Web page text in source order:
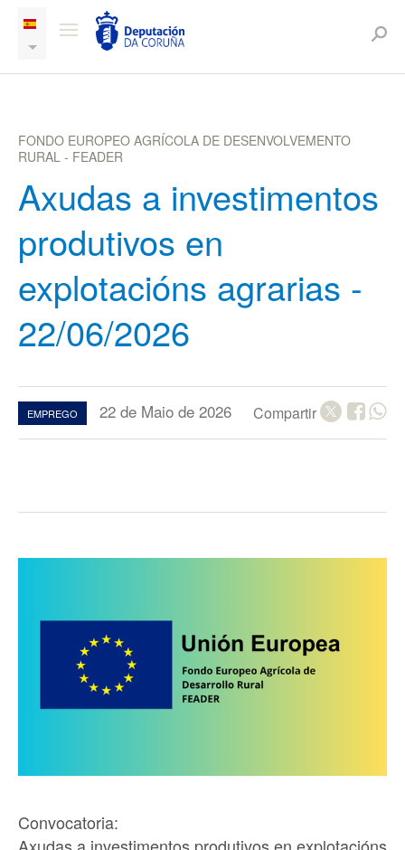
FONDO EUROPEO AGRÍCOLA DE DESENVOLVEMENTO
RURAL - FEADER
Axudas a investimentos
produtivos en
explotacións agrarias -
22/06/2026
EMPREGO 22 de Maio de 2026 Compartir
Convocatoria: